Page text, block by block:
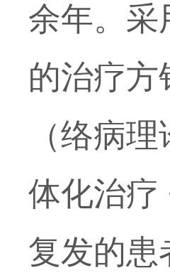
余年。采
的治疗方
（络病
体化治疗
复发的患